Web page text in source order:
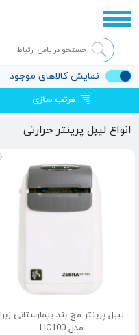
نمایش کالاهای موجود
مرتب سازی
ماشین‌‌های اداری
انواع لیبل پرینتر حرارتی
لیبل پرینتر مچ‌ بند بیمارستانی زبرا
مدل HC100